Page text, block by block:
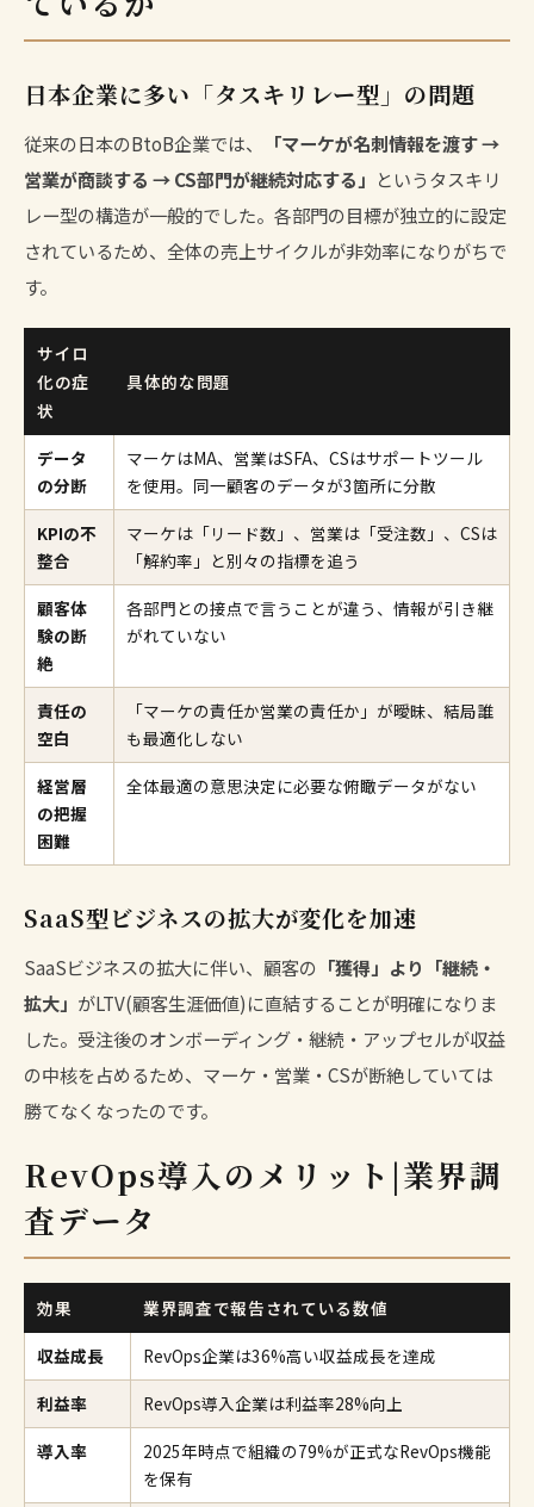
日本企業に多い「タスキリレー型」の問題
従来の日本のBtoB企業では、
「マーケが名刺情報を渡す →
営業が商談する → CS部門が継続対応する」 というタスキリ
レー型の構造が一般的でした。各部門の目標が独立的に設定
されているため、全体の売上サイクルが非効率になりがちで
す。
サイロ
化の症
状
具体的な問題
データ
の分断
マーケはMA、営業はSFA、CSはサポートツール
を使用。同一顧客のデータが3箇所に分散
KPIの不
整合
マーケは「リード数」、営業は「受注数」、CSは
「解約率」と別々の指標を追う
顧客体
験の断
絶
各部門との接点で言うことが違う、情報が引き継
がれていない
責任の
空白
「マーケの責任か営業の責任か」が曖昧、結局誰
も最適化しない
経営層
の把握
困難
全体最適の意思決定に必要な俯瞰データがない
SaaS型ビジネスの拡大が変化を加速
SaaSビジネスの拡大に伴い、顧客の 「獲得」より「継続・
拡大」 がLTV(顧客生涯価値)に直結することが明確になりま
した。受注後のオンボーディング・継続・アップセルが収益
の中核を占めるため、マーケ・営業・CSが断絶していては
勝てなくなったのです。
RevOps導入のメリット|業界調
査データ
効果
業界調査で報告されている数値
収益成長
RevOps企業は36%高い収益成長を達成
利益率
RevOps導入企業は利益率28%向上
導入率
2025年時点で組織の79%が正式なRevOps機能
を保有